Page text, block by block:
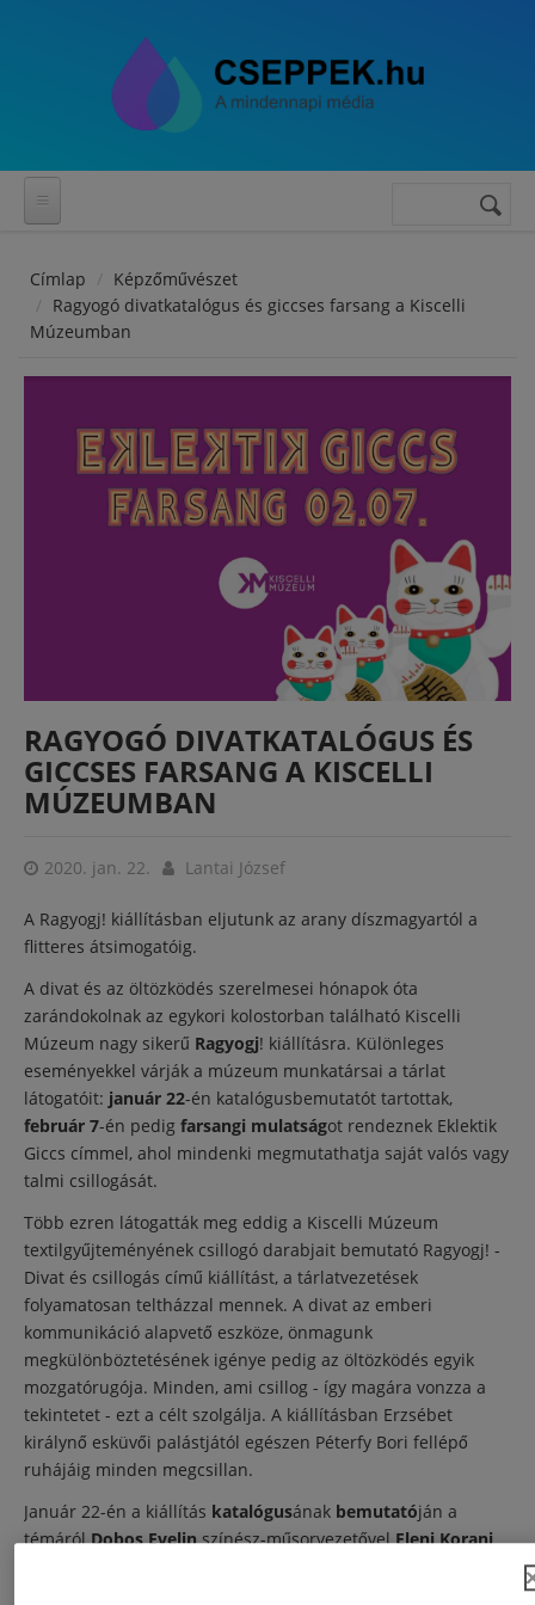
Keresés
Címlap
Képzőművészet
Ragyogó divatkatalógus és giccses farsang a Kiscelli
Múzeumban
RAGYOGÓ DIVATKATALÓGUS ÉS
GICCSES FARSANG A KISCELLI
MÚZEUMBAN
2020. jan. 22. Lantai József
A Ragyogj! kiállításban eljutunk az arany díszmagyartól a
flitteres átsimogatóig.
A divat és az öltözködés szerelmesei hónapok óta
zarándokolnak az egykori kolostorban található Kiscelli
Múzeum nagy sikerű Ragyogj! kiállításra. Különleges
eseményekkel várják a múzeum munkatársai a tárlat
látogatóit: január 22-én katalógusbemutatót tartottak,
február 7-én pedig farsangi mulatságot rendeznek Eklektik
Giccs címmel, ahol mindenki megmutathatja saját valós vagy
talmi csillogását.
Több ezren látogatták meg eddig a Kiscelli Múzeum
textilgyűjteményének csillogó darabjait bemutató Ragyogj! -
Divat és csillogás című kiállítást, a tárlatvezetések
folyamatosan teltházzal mennek. A divat az emberi
kommunikáció alapvető eszköze, önmagunk
megkülönböztetésének igénye pedig az öltözködés egyik
mozgatórugója. Minden, ami csillog - így magára vonzza a
tekintetet - ezt a célt szolgálja. A kiállításban Erzsébet
királynő esküvői palástjától egészen Péterfy Bori fellépő
ruhájáig minden megcsillan.
Január 22-én a kiállítás katalógusának bemutatóján a
témárólDobos Evelinszínész-műsorvezetővelEleni Korani